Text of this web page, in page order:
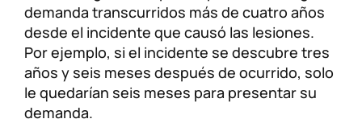
demanda transcurridos más de cuatro años
desde el incidente que causó las lesiones.
Por ejemplo, si el incidente se descubre tres
años y seis meses después de ocurrido, solo
le quedarían seis meses para presentar su
demanda.